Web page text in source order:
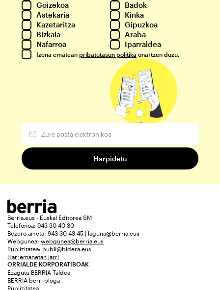
Goizekoa
Badok
Astekaria
Kinka
Kazetaritza
Gipuzkoa
Bizkaia
Araba
Nafarroa
Iparraldea
Izena ematean pribatutasun politika onartzen duzu.
Berria.eus - Euskal Editorea SM
Telefonoa: 943 30 40 30
Bezero arreta: 943 30 43 45 | laguna@berria.eus
Webgunea: webgunea@berria.eus
Publizitatea: publi@bidera.eus
Harremanetan jarri
ORRIALDE KORPORATIBOAK
Ezagutu BERRIA Taldea
BERRIA berri bloga
Publizitatea